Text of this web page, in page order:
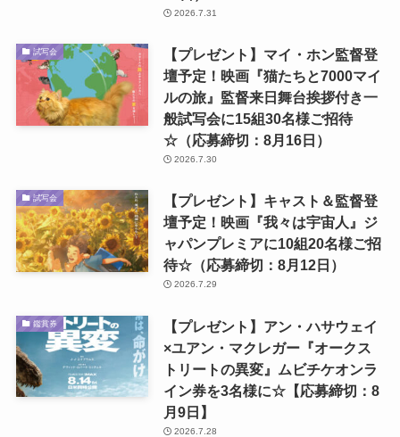
2026.7.31
試写会
【プレゼント】マイ・ホン監督登
壇予定！映画『猫たちと7000マイ
ルの旅』監督来日舞台挨拶付き一
般試写会に15組30名様ご招待
☆（応募締切：8月16日）
2026.7.30
試写会
【プレゼント】キャスト＆監督登
壇予定！映画『我々は宇宙人』ジ
ャパンプレミアに10組20名様ご招
待☆（応募締切：8月12日）
2026.7.29
鑑賞券
【プレゼント】アン・ハサウェイ
×ユアン・マクレガー『オークス
トリートの異変』ムビチケオンラ
イン券を3名様に☆【応募締切：8
月9日】
2026.7.28